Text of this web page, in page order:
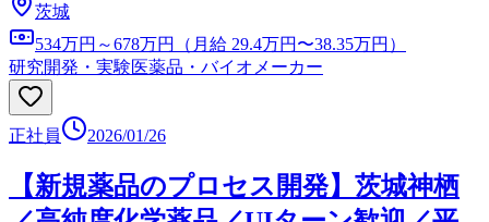
茨城
534万円～678万円（月給 29.4万円〜38.35万円）
研究開発・実験医薬品・バイオメーカー
正社員 2026/01/26
【新規薬品のプロセス開発】茨城神栖